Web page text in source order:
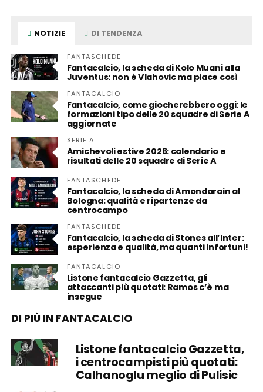
NOTIZIE DI TENDENZA
FANTASCHEDE
Fantacalcio, la scheda di Kolo Muani alla
Juventus: non è Vlahovic ma piace così
FANTACALCIO
Fantacalcio, come giocherebbero oggi: le
formazioni tipo delle 20 squadre di Serie A
aggiornate
SERIE A
Amichevoli estive 2026: calendario e
risultati delle 20 squadre di Serie A
FANTASCHEDE
Fantacalcio, la scheda di Amondarain al
Bologna: qualità e ripartenze da
centrocampo
FANTASCHEDE
Fantacalcio, la scheda di Stones all’Inter:
esperienza e qualità, ma quanti infortuni!
FANTACALCIO
Listone fantacalcio Gazzetta, gli
attaccanti più quotati: Ramos c’è ma
insegue
DI PIÙ IN FANTACALCIO
Listone fantacalcio Gazzetta,
i centrocampisti più quotati:
Calhanoglu meglio di Pulisic